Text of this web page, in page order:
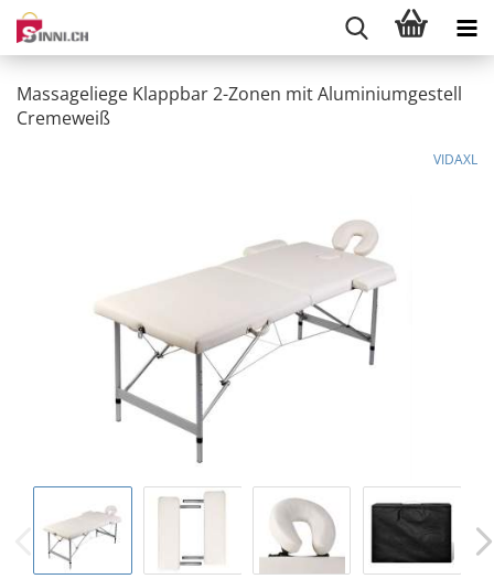
Massageliege Klappbar 2-Zonen mit Aluminiumgestell
Cremeweiß
VIDAXL